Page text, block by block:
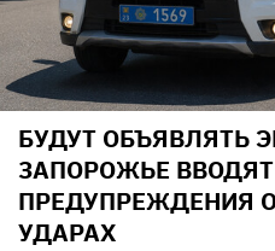
БУДУТ ОБЪЯВЛЯТЬ
ЗАПОРОЖЬЕ
ПРЕДУПРЕЖДЕНИЯ
УДАРАХ